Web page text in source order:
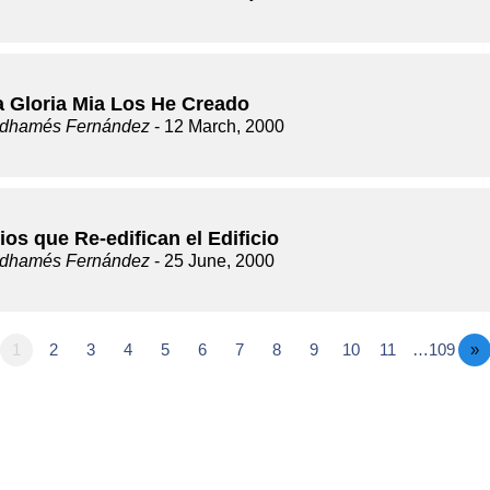
Gloria Mia Los He Creado
Fernández - 12 March, 2000
que Re-edifican el Edificio
Fernández - 25 June, 2000
1 2 3 4 5 6 7 8 9 10 11 …109 »